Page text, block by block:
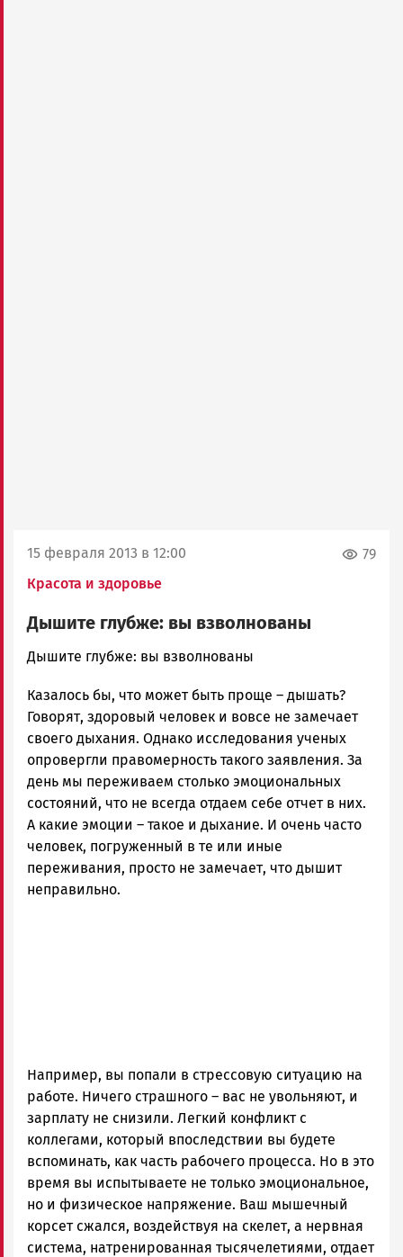
15 февраля 2013 в 12:00
Красота и здоровье
79
Дышите глубже: вы взволнованы
admintimur
Петрозаводска
и
Карелии
|
Петрозаводск
ГОВОРИТ
Дышите глубже: вы взволнованы
Казалось бы, что может быть проще – дышать?
Говорят, здоровый человек и вовсе не замечает
своего дыхания. Однако исследования ученых
опровергли правомерность такого заявления. За
день мы переживаем столько эмоциональных
состояний, что не всегда отдаем себе отчет в них.
А какие эмоции – такое и дыхание. И очень часто
человек, погруженный в те или иные
переживания, просто не замечает, что дышит
неправильно.
Например, вы попали в стрессовую ситуацию на
работе. Ничего страшного – вас не увольняют, и
зарплату не снизили. Легкий конфликт с
коллегами, который впоследствии вы будете
вспоминать, как часть рабочего процесса. Но в это
время вы испытываете не только эмоциональное,
но и физическое напряжение. Ваш мышечный
корсет сжался, воздействуя на скелет, а нервная
система, натренированная тысячелетиями, отдает